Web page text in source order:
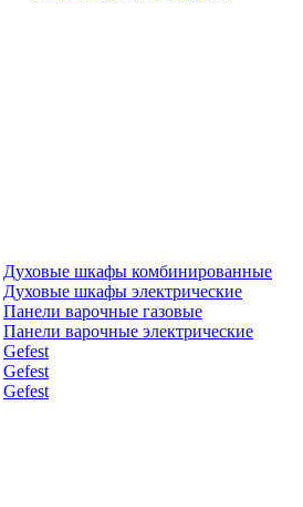
Духовые шкафы комбинированные
Духовые шкафы электрические
Панели варочные газовые
Панели варочные электрические
Gefest
Gefest
Gefest